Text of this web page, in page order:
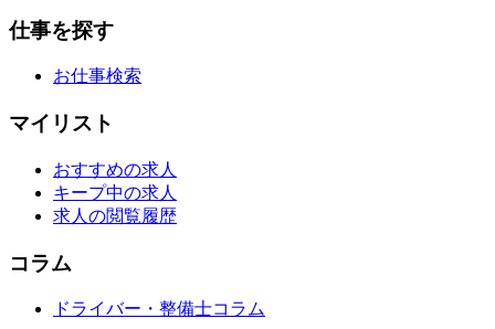
仕事を探す
お仕事検索
マイリスト
おすすめの求人
キープ中の求人
求人の閲覧履歴
コラム
ドライバー・整備士コラム